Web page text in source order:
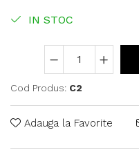
IN STOC
Cod Produs: C2
Adauga la Favorite